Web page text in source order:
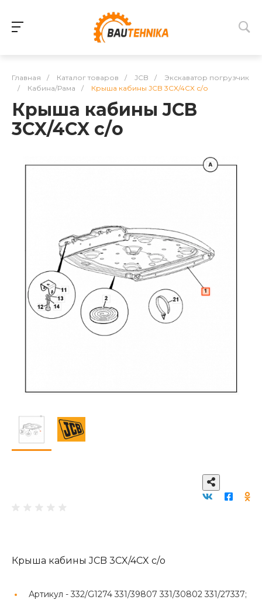
Главная / Каталог товаров / JCB /
Экскаватор погрузчик
/
Кабина/Рама / Крыша кабины JCB 3CX/4CX с/о
Крыша кабины JCB
3CX/4CX с/о
Крыша кабины JCB 3CX/4CX с/о
Артикул - 332/G1274 331/39807 331/30802 331/27337;